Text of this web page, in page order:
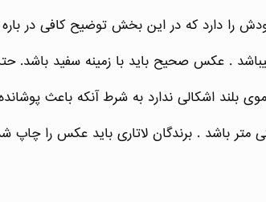
. عکس صحیح باید با زمینه سفید
اشکالی ندارد به شرط آنکه باعث